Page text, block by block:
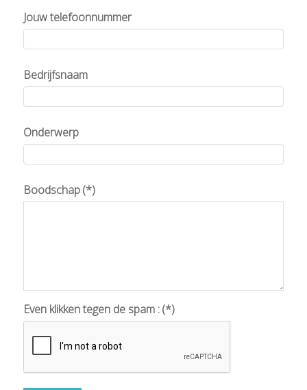
Jouw telefoonnummer
Bedrijfsnaam
Onderwerp
Boodschap(*)
Even klikken tegen de spam :(*)